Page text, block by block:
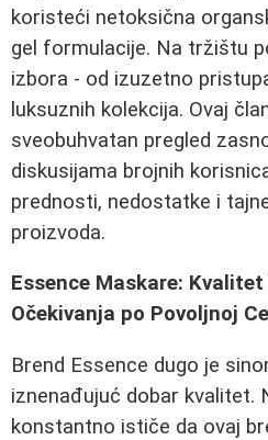
koristeći netoksična
gel formulacije. Na tržištu
izbora - od izuzetno
luksuznih kolekcija. Ovaj
sveobuhvatan pregled
diskusijama brojnih
prednosti, nedostatke i
proizvoda.
Essence Maskare:
Očekivanja po Povoljnoj
Brend Essence dugo je
iznenađujuć dobar kvalitet.
konstantno ističe da ovaj